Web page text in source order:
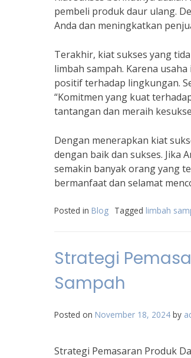
pembeli produk daur ulang.
Anda dan meningkatkan
Terakhir, kiat sukses yang
limbah sampah. Karena
positif terhadap lingkungan.
“Komitmen yang kuat
tantangan dan meraih
Dengan menerapkan kiat
dengan baik dan sukses. Jika
semakin banyak orang yang
bermanfaat dan selamat
Posted in Blog Tagged limbah
Strategi
Sampah
Posted on November 18, 2024 by
Strategi Pemasaran Produk